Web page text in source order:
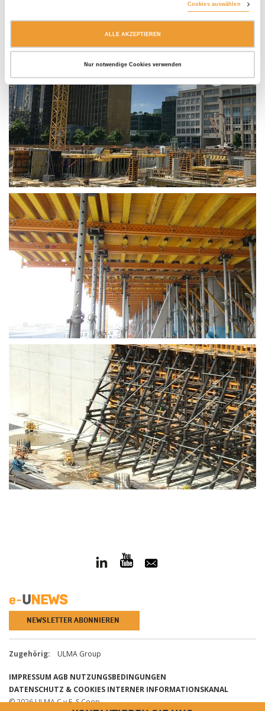
Cookies auswählen
ALLE AKZEPTIEREN
Nur notwendige Cookies verwenden
NEWSLETTER ABONNIEREN
Zugehörig: ULMA Group
IMPRESSUM AGB NUTZUNGSBEDINGUNGEN
DATENSCHUTZ & COOKIES INTERNER INFORMATIONSKANAL
© 2026 ULMA C y E, S.Coop.